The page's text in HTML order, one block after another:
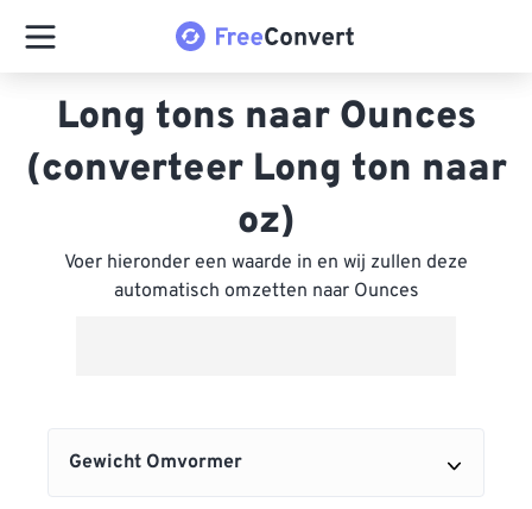
Long tons naar Ounces
(converteer Long ton naar
oz)
Voer hieronder een waarde in en wij zullen deze
automatisch omzetten naar Ounces